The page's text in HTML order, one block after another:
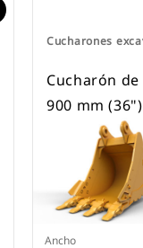
Cucharones
Cucharón
900 mm (36")
Ancho